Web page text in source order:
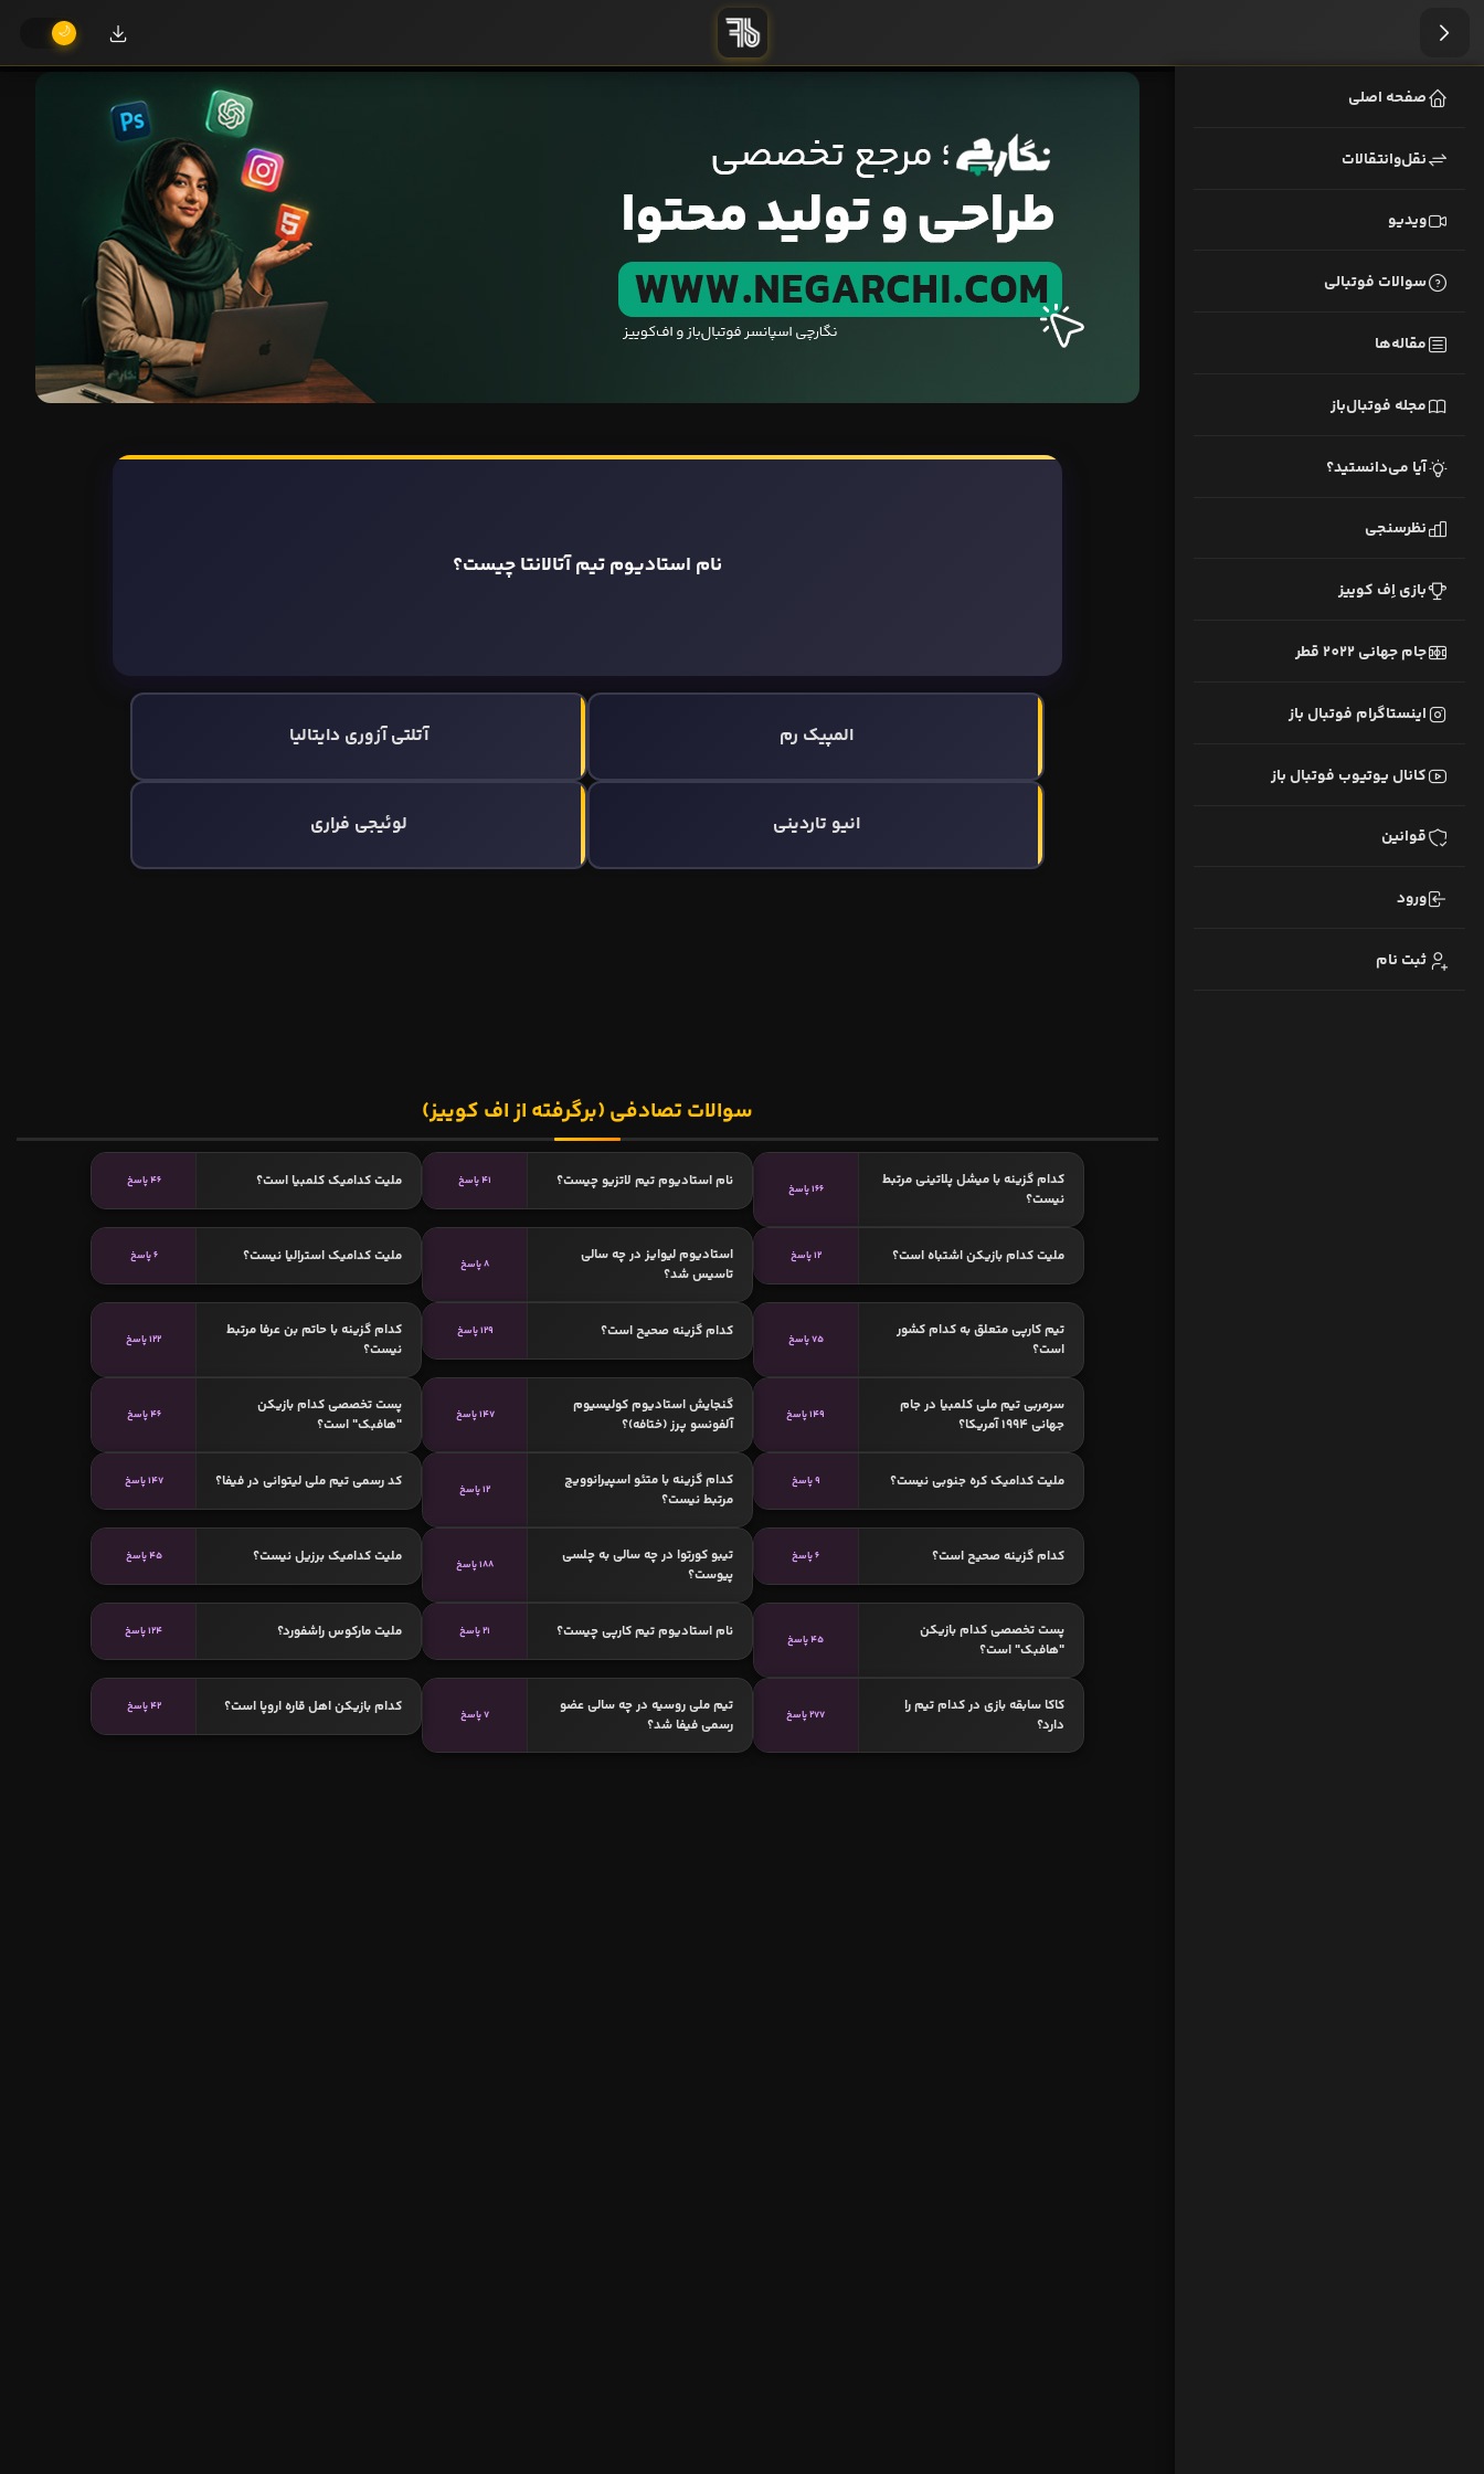
صفحه اصلی
نقل‌وانتقالات
ویدیو
سوالات فوتبالی
مقاله‌ها
مجله فوتبال‌باز
آیا می‌دانستید؟
نظرسنجی
بازی اِف کوییز
جام جهانی 2022 قطر
اینستاگرام فوتبال باز
کانال یوتیوب فوتبال باز
قوانین
ورود
ثبت نام
نام استادیوم تیم آتالانتا چیست؟
المپیک رم آتلتی آزوری دایتالیا
انیو تاردینی لوئیجی فراری
سوالات تصادفی (برگرفته از اف کوییز)
کدام گزینه با میشل پلاتینی مرتبط
نیست؟
166 پاسخ نام استادیوم تیم لاتزیو چیست؟ 41 پاسخ ملیت کدامیک کلمبیا است؟ 46 پاسخ
ملیت کدام بازیکن اشتباه است؟ 12 پاسخ
استادیوم لیوایز در چه سالی
تاسیس شد؟
8 پاسخ ملیت کدامیک استرالیا نیست؟ 6 پاسخ
تیم کارپی متعلق به کدام کشور
است؟
75 پاسخ کدام گزینه صحیح است؟ 129 پاسخ
کدام گزینه با حاتم بن عرفا مرتبط
نیست؟
122 پاسخ
سرمربی تیم ملی کلمبیا در جام
جهانی 1994 آمریکا؟
149 پاسخ
گنجایش استادیوم کولیسیوم
آلفونسو پرز (ختافه)؟
147 پاسخ
پست تخصصی کدام بازیکن
"هافبک" است؟
46 پاسخ
ملیت کدامیک کره جنوبی نیست؟ 9 پاسخ
کدام گزینه با متئو اسپیرانوویچ
مرتبط نیست؟
12 پاسخ کد رسمی تیم ملی لیتوانی در فیفا؟ 147 پاسخ
کدام گزینه صحیح است؟ 6 پاسخ
تیبو کورتوا در چه سالی به چلسی
پیوست؟
188 پاسخ ملیت کدامیک برزیل نیست؟ 45 پاسخ
پست تخصصی کدام بازیکن
"هافبک" است؟
45 پاسخ نام استادیوم تیم کارپی چیست؟ 21 پاسخ ملیت مارکوس راشفورد؟ 124 پاسخ
کاکا سابقه بازی در کدام تیم را
دارد؟
277 پاسخ
تیم ملی روسیه در چه سالی عضو
رسمی فیفا شد؟
7 پاسخ کدام بازیکن اهل قاره اروپا است؟ 42 پاسخ